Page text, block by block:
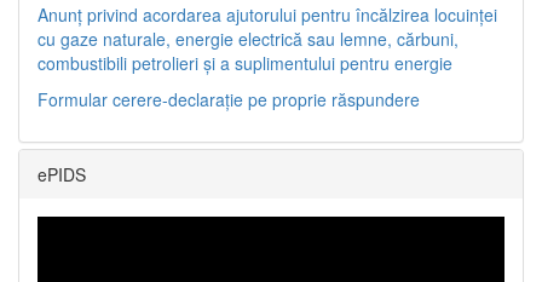
Anunț privind acordarea ajutorului pentru încălzirea locuinței
cu gaze naturale, energie electrică sau lemne, cărbuni,
combustibili petrolieri și a suplimentului pentru energie
Formular cerere-declarație pe proprie răspundere
ePIDS